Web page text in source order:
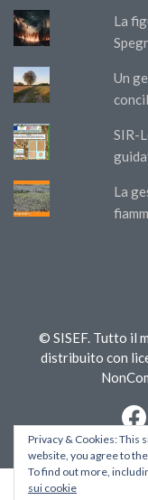
La
Un
SIR-
La
© SISEF. Tutto il
distribuito con
Privacy & Cookies: This
website, you agree to
To find out more,
sui cookie